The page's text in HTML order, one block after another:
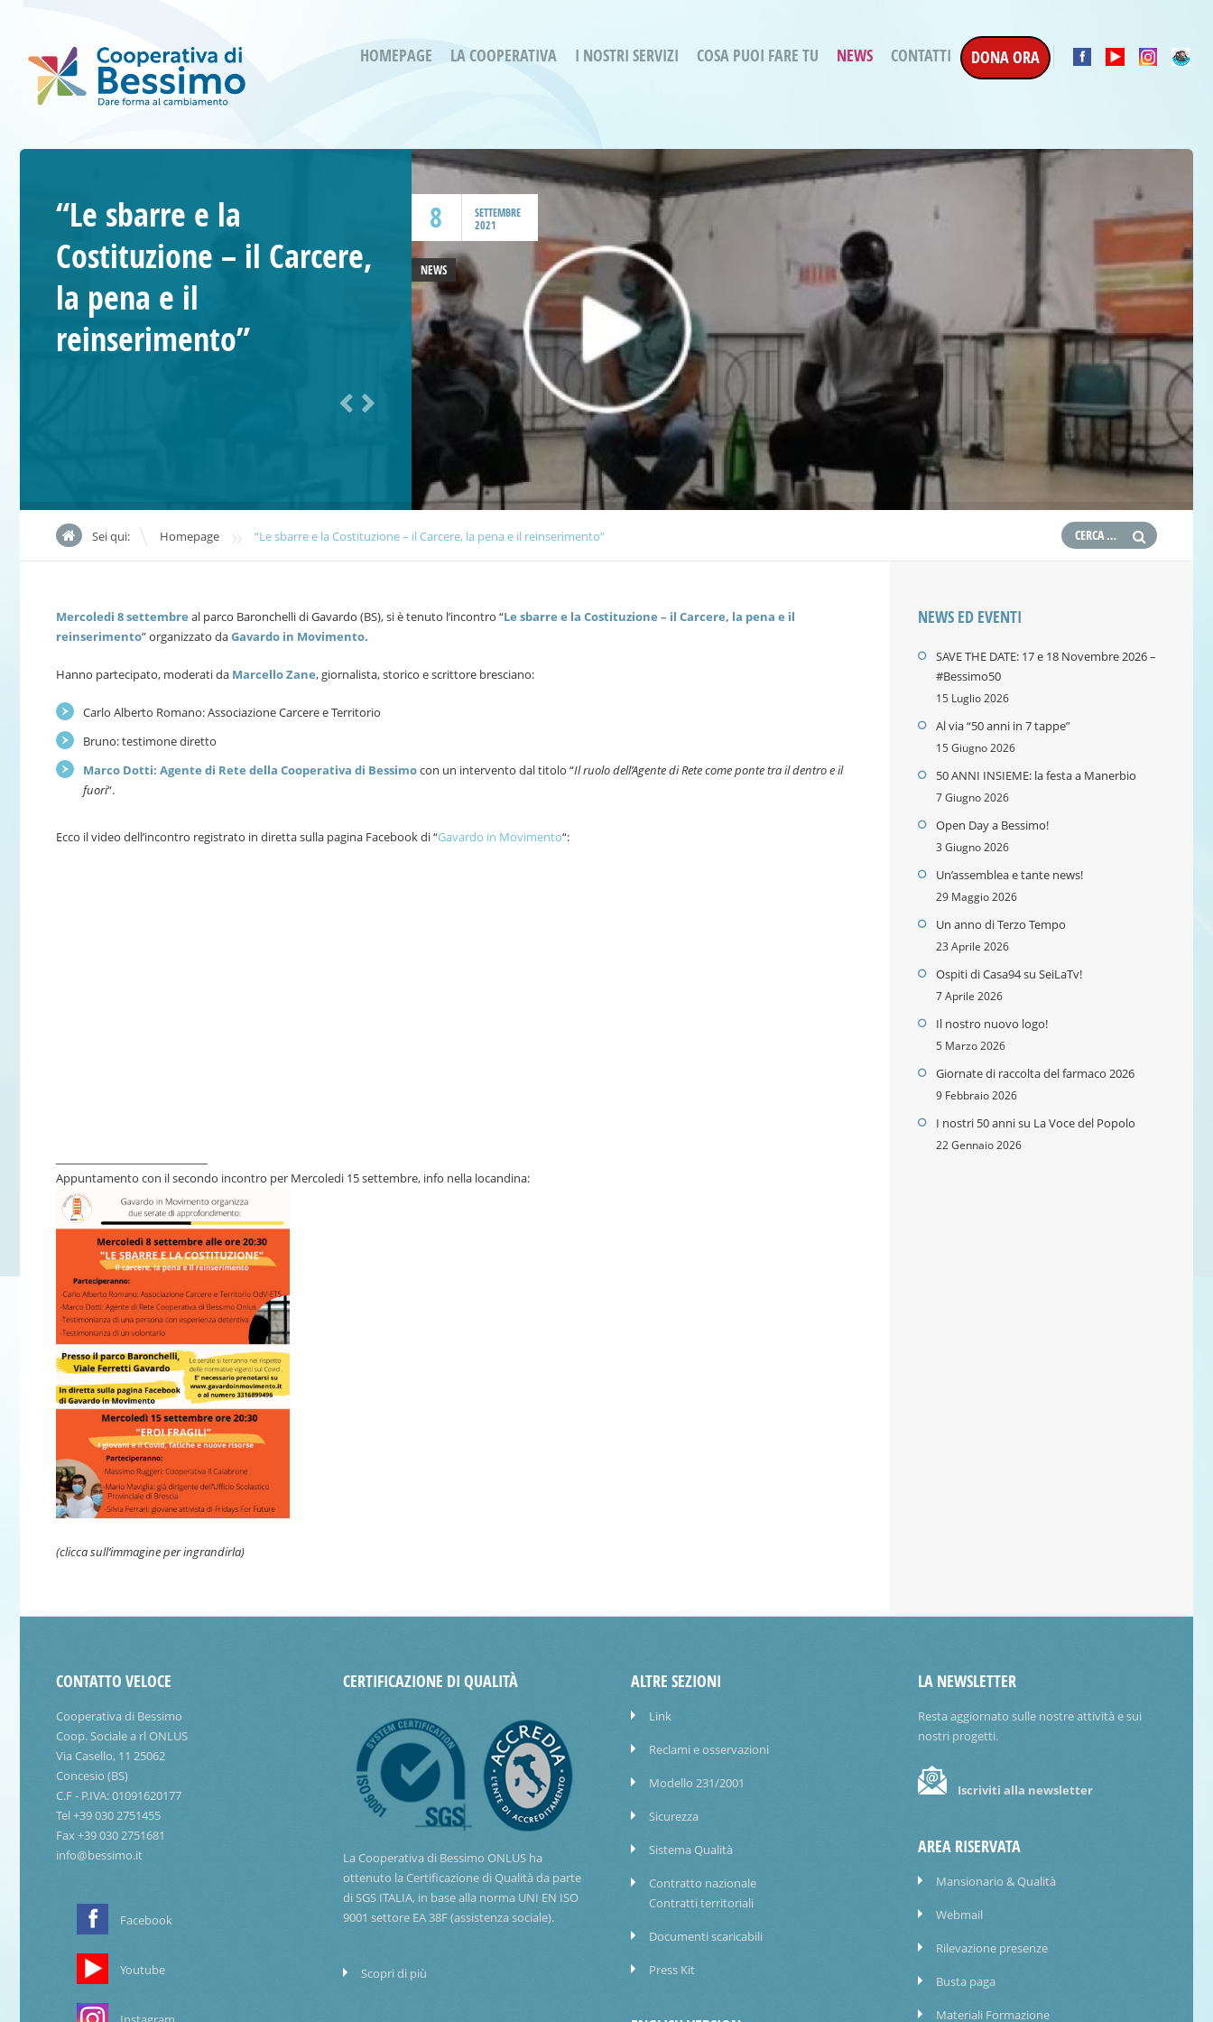
HOMEPAGE LA COOPERATIVA I NOSTRI SERVIZI
Bessimo Due
Servizio Fantasina:
Regina di Cuori
Servizi di Inclusione Sociale
SMI Gli Acrobati – Lallio
Housing Sociale
ergoterapica
Oltre la Terapia
Progetti conclusi
COSA PUOI FARE TU NEWS CONTATTI DONA ORA
8
SETTEMBRE
2021
“Le sbarre e la
Costituzione – il Carcere,
la pena e il
reinserimento”
NEWS
Sei qui: Homepage » “Le sbarre e la Costituzione – il Carcere, la pena e il reinserimento”
Mercoledi 8 settembre al parco Baronchelli di Gavardo (BS), si è tenuto l’incontro “Le sbarre e la Costituzione – il Carcere, la pena e il
reinserimento” organizzato daGavardo in Movimento.
Hanno partecipato, moderati da Marcello Zane, giornalista, storico e scrittore bresciano:
Carlo Alberto Romano: Associazione Carcere e Territorio
Bruno: testimone diretto
Marco Dotti: Agente di Rete della Cooperativa di Bessimocon un intervento dal titolo “Il ruolo dell’Agente di Rete come ponte tra il dentro e il
fuori“.
Ecco il video dell’incontro registrato in diretta sulla pagina Facebook di “Gavardo in Movimento“:
Appuntamento con il secondo incontro per Mercoledi 15 settembre, info nella locandina:
(clicca sull’immagine per ingrandirla)
NEWS ED EVENTI
SAVE THE DATE: 17 e 18 Novembre 2026 –
#Bessimo50
15 Luglio 2026
Al via “50 anni in 7 tappe”
15 Giugno 2026
50 ANNI INSIEME: la festa a Manerbio
7 Giugno 2026
Open Day a Bessimo!
3 Giugno 2026
Un’assemblea e tante news!
29 Maggio 2026
Un anno di Terzo Tempo
23 Aprile 2026
Ospiti di Casa94 su SeiLaTv!
7 Aprile 2026
Il nostro nuovo logo!
5 Marzo 2026
Giornate di raccolta del farmaco 2026
9 Febbraio 2026
I nostri 50 anni su La Voce del Popolo
22 Gennaio 2026
CONTATTO VELOCE
Cooperativa di Bessimo
Coop. Sociale a rl ONLUS
Via Casello, 11 25062
Concesio (BS)
C.F - P.IVA: 01091620177
Tel +39 030 2751455
Fax +39 030 2751681
info@bessimo.it
Facebook
Youtube
Instagram
CERTIFICAZIONE DI QUALITÀ
La Cooperativa di Bessimo ONLUS ha
ottenuto la Certificazione di Qualità da parte
di SGS ITALIA, in base alla norma UNI EN ISO
9001 settore EA 38F (assistenza sociale).
Scopri di più
ALTRE SEZIONI
Link
Reclami e osservazioni
Modello 231/2001
Sicurezza
Sistema Qualità
Contratto nazionale
Contratti territoriali
Documenti scaricabili
Press Kit
LA NEWSLETTER
Resta aggiornato sulle nostre attività e sui
nostri progetti.
Iscriviti alla newsletter
AREA RISERVATA
Mansionario & Qualità
Webmail
Rilevazione presenze
Busta paga
Materiali Formazione